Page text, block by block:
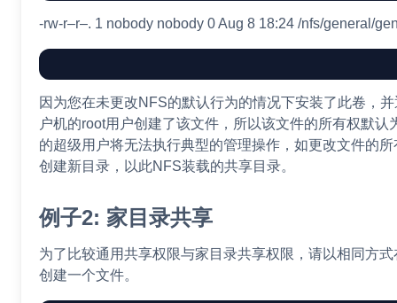
-rw-r–r–. 1 nobody nobody 0 Aug 8 18:24 /nfs/general/
因为您在未更改NFS的默认行为的情况下安装了此卷，
户机的root用户创建了该文件，所以该文件的所有权默认
的超级用户将无法执行典型的管理操作，如更改文件的
创建新目录，以此NFS装载的共享目录。
例子2: 家目录共享
为了比较通用共享权限与家目录共享权限，请以相同方
创建一个文件。